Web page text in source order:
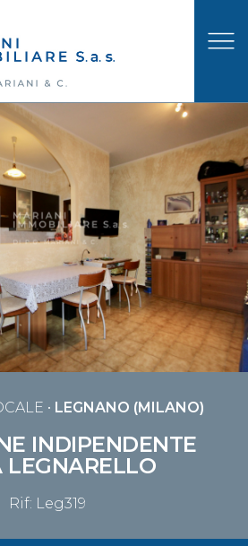
• LEGNANO (MILANO)
INDIPENDENTE
LEGNARELLO
Rif: Leg319